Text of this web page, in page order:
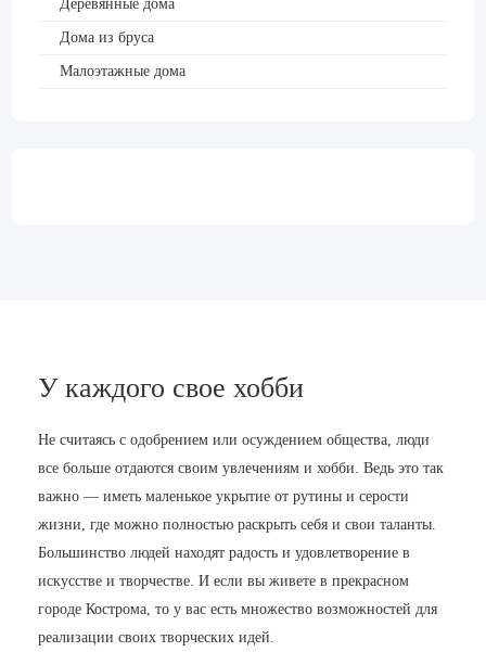
Деревянные дома
Дома из бруса
Малоэтажные дома
У каждого свое хобби
Не считаясь с одобрением или осуждением общества, люди
все больше отдаются своим увлечениям и хобби. Ведь это так
важно — иметь маленькое укрытие от рутины и серости
жизни, где можно полностью раскрыть себя и свои таланты.
Большинство людей находят радость и удовлетворение в
искусстве и творчестве. И если вы живете в прекрасном
городе Кострома, то у вас есть множество возможностей для
реализации своих творческих идей.